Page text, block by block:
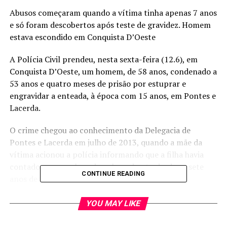
Abusos começaram quando a vítima tinha apenas 7 anos
e só foram descobertos após teste de gravidez. Homem
estava escondido em Conquista D’Oeste
A Polícia Civil prendeu, nesta sexta-feira (12.6), em
Conquista D’Oeste, um homem, de 58 anos, condenado a
53 anos e quatro meses de prisão por estuprar e
engravidar a enteada, à época com 15 anos, em Pontes e
Lacerda.
O crime chegou ao conhecimento da Delegacia de
Pontes e Lacerda em julho de 2013, quando a mãe da
vítima acionou a polícia informando que a filha havia
contado que era abusada pelo padrasto desde os sete
anos de idade.
Segundo o relato da vítima, desde o último ano os
abusos haviam piorado e chegado à conjunção carnal. Ela
CONTINUE READING
YOU MAY LIKE